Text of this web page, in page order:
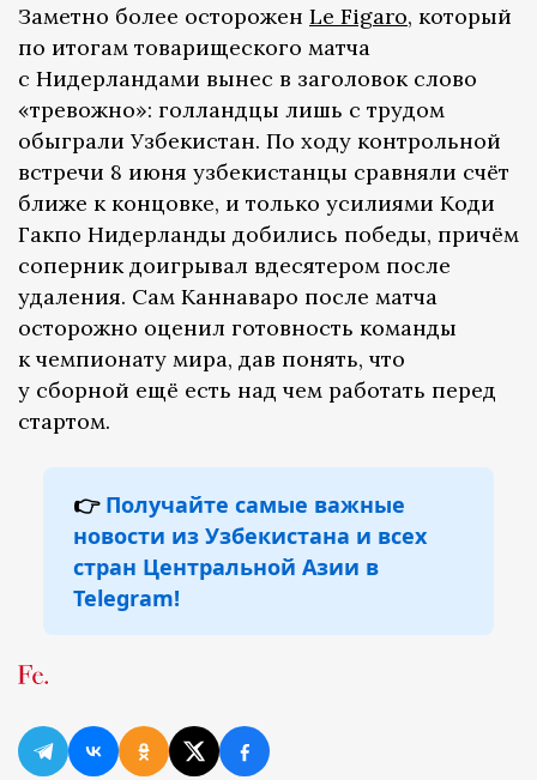
Заметно более осторожен Le Figaro, который
по итогам товарищеского матча
с Нидерландами вынес в заголовок слово
«тревожно»: голландцы лишь с трудом
обыграли Узбекистан. По ходу контрольной
встречи 8 июня узбекистанцы сравняли счёт
ближе к концовке, и только усилиями Коди
Гакпо Нидерланды добились победы, причём
соперник доигрывал вдесятером после
удаления. Сам Каннаваро после матча
осторожно оценил готовность команды
к чемпионату мира, дав понять, что
у сборной ещё есть над чем работать перед
стартом.
👉 Получайте самые важные
новости из Узбекистана и всех
стран Центральной Азии в
Telegram!